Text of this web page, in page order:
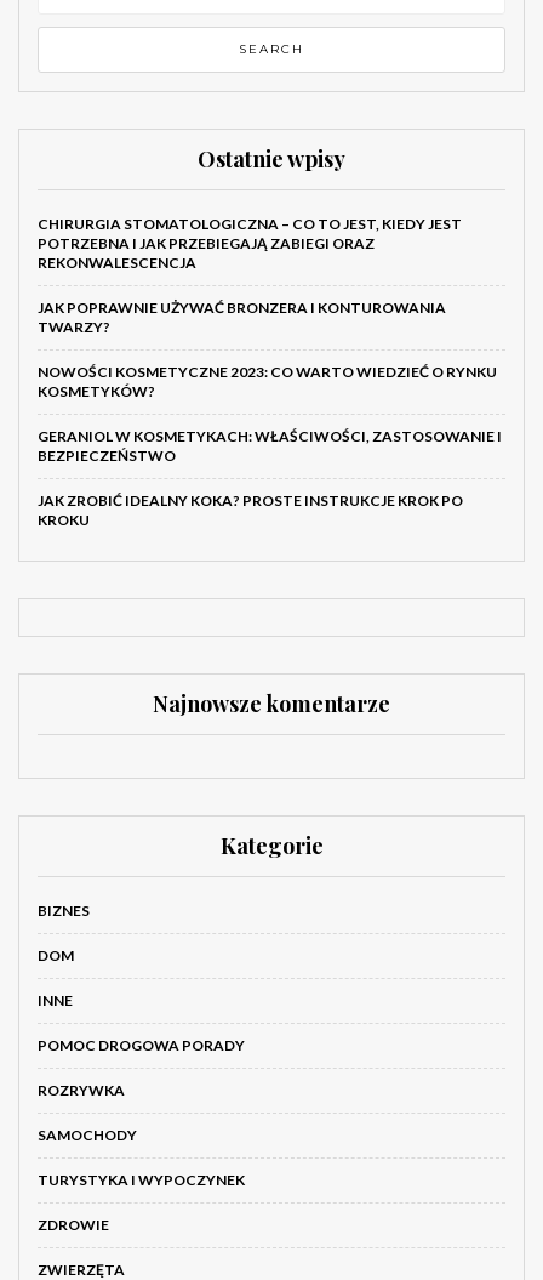
Ostatnie wpisy
CHIRURGIA STOMATOLOGICZNA – CO TO JEST, KIEDY JEST
POTRZEBNA I JAK PRZEBIEGAJĄ ZABIEGI ORAZ
REKONWALESCENCJA
JAK POPRAWNIE UŻYWAĆ BRONZERA I KONTUROWANIA
TWARZY?
NOWOŚCI KOSMETYCZNE 2023: CO WARTO WIEDZIEĆ O RYNKU
KOSMETYKÓW?
GERANIOL W KOSMETYKACH: WŁAŚCIWOŚCI, ZASTOSOWANIE I
BEZPIECZEŃSTWO
JAK ZROBIĆ IDEALNY KOKA? PROSTE INSTRUKCJE KROK PO
KROKU
Najnowsze komentarze
Kategorie
BIZNES
DOM
INNE
POMOC DROGOWA PORADY
ROZRYWKA
SAMOCHODY
TURYSTYKA I WYPOCZYNEK
ZDROWIE
ZWIERZĘTA